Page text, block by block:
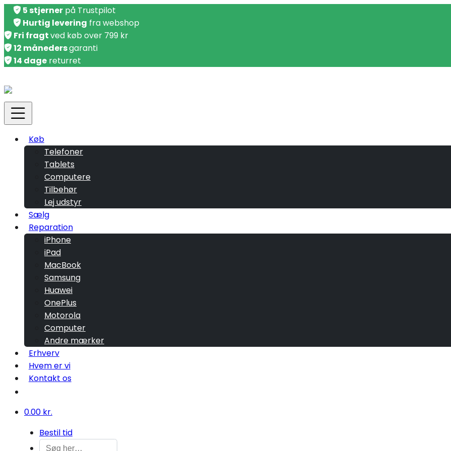
5 stjerner på Trustpilot
Hurtig levering fra webshop
Fri fragtved køb over 799 kr
12 månedersgaranti
14 dage returret
Køb
Telefoner
Tablets
Computere
Tilbehør
Lej udstyr
Sælg
Reparation
iPhone
iPad
MacBook
Samsung
Huawei
OnePlus
Motorola
Computer
Andre mærker
Erhverv
Hvem er vi
Kontakt os
0.00 kr.
Bestil tid